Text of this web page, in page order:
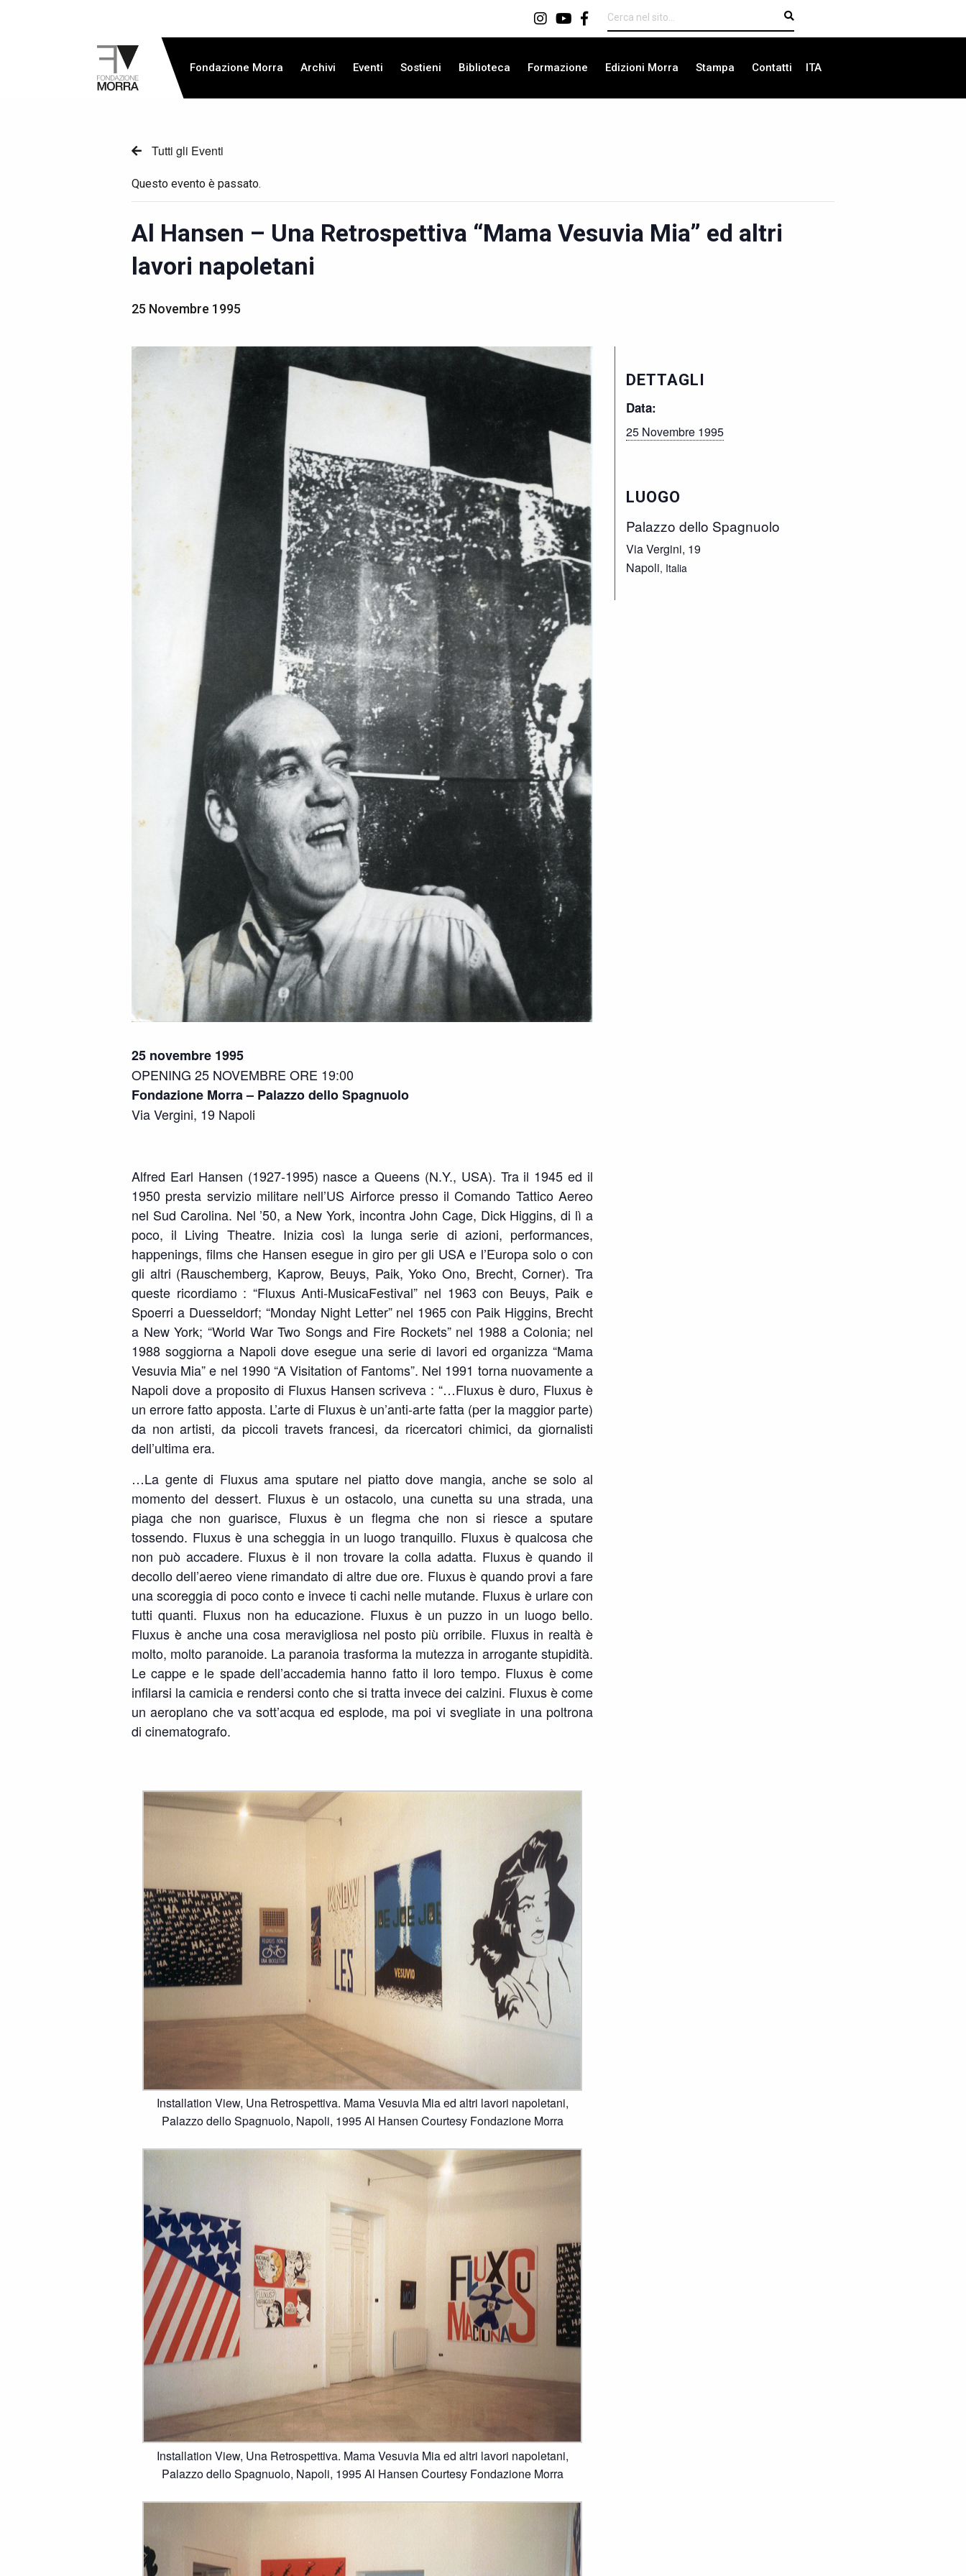
Fondazione Morra Archivi Eventi Sostieni Biblioteca Formazione Edizioni Morra Stampa Contatti ITA
Tutti gli Eventi
Questo evento è passato.
Al Hansen – Una Retrospettiva “Mama Vesuvia Mia” ed altri
lavori napoletani
25 Novembre 1995
25 novembre 1995
OPENING 25 NOVEMBRE ORE 19:00
Fondazione Morra – Palazzo dello Spagnuolo
Via Vergini, 19 Napoli
Alfred Earl Hansen (1927-1995) nasce a Queens (N.Y., USA). Tra il 1945 ed il
1950 presta servizio militare nell’US Airforce presso il Comando Tattico Aereo
nel Sud Carolina. Nel ’50, a New York, incontra John Cage, Dick Higgins, di lì a
poco, il Living Theatre. Inizia così la lunga serie di azioni, performances,
happenings, films che Hansen esegue in giro per gli USA e l’Europa solo o con
gli altri (Rauschemberg, Kaprow, Beuys, Paik, Yoko Ono, Brecht, Corner). Tra
queste ricordiamo : “Fluxus Anti-MusicaFestival” nel 1963 con Beuys, Paik e
Spoerri a Duesseldorf; “Monday Night Letter” nel 1965 con Paik Higgins, Brecht
a New York; “World War Two Songs and Fire Rockets” nel 1988 a Colonia; nel
1988 soggiorna a Napoli dove esegue una serie di lavori ed organizza “Mama
Vesuvia Mia” e nel 1990 “A Visitation of Fantoms”. Nel 1991 torna nuovamente a
Napoli dove a proposito di Fluxus Hansen scriveva : “…Fluxus è duro, Fluxus è
un errore fatto apposta. L’arte di Fluxus è un’anti-arte fatta (per la maggior parte)
da non artisti, da piccoli travets francesi, da ricercatori chimici, da giornalisti
dell’ultima era.
…La gente di Fluxus ama sputare nel piatto dove mangia, anche se solo al
momento del dessert. Fluxus è un ostacolo, una cunetta su una strada, una
piaga che non guarisce, Fluxus è un flegma che non si riesce a sputare
tossendo. Fluxus è una scheggia in un luogo tranquillo. Fluxus è qualcosa che
non può accadere. Fluxus è il non trovare la colla adatta. Fluxus è quando il
decollo dell’aereo viene rimandato di altre due ore. Fluxus è quando provi a fare
una scoreggia di poco conto e invece ti cachi nelle mutande. Fluxus è urlare con
tutti quanti. Fluxus non ha educazione. Fluxus è un puzzo in un luogo bello.
Fluxus è anche una cosa meravigliosa nel posto più orribile. Fluxus in realtà è
molto, molto paranoide. La paranoia trasforma la mutezza in arrogante stupidità.
Le cappe e le spade dell’accademia hanno fatto il loro tempo. Fluxus è come
infilarsi la camicia e rendersi conto che si tratta invece dei calzini. Fluxus è come
un aeroplano che va sott’acqua ed esplode, ma poi vi svegliate in una poltrona
di cinematografo.
Installation View, Una Retrospettiva. Mama Vesuvia Mia ed altri lavori napoletani,
Palazzo dello Spagnuolo, Napoli, 1995 Al Hansen Courtesy Fondazione Morra
Installation View, Una Retrospettiva. Mama Vesuvia Mia ed altri lavori napoletani,
Palazzo dello Spagnuolo, Napoli, 1995 Al Hansen Courtesy Fondazione Morra
DETTAGLI
Data:
25 Novembre 1995
LUOGO
Palazzo dello Spagnuolo
Via Vergini, 19
Napoli, Italia